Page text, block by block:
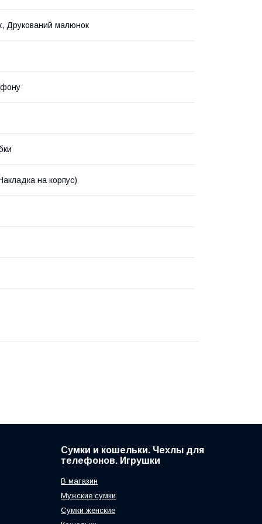
Друкований малюнок
на корпус)
Сумки и кошельки. Чехлы для
телефонов. Игрушки
В магазин
Мужские сумки
Сумки женские